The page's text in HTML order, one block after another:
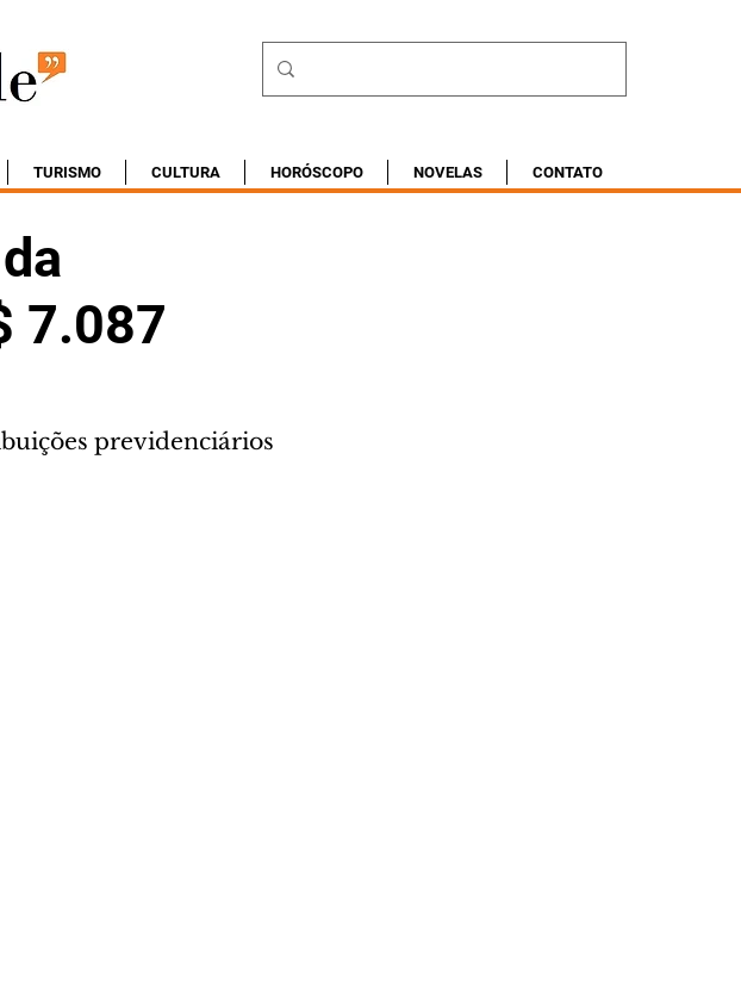
TURISMO CULTURA HORÓSCOPO NOVELAS CONTATO
7.087
previdenciários